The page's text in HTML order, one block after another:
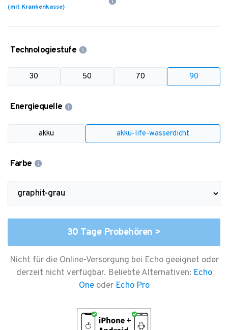
(mit Krankenkasse)
Technologiestufe
30 50 70 90
Energiequelle
akku akku-life-wasserdicht
Farbe
30 Tage Probehören >
Nicht für die Online-Versorgung bei Echo geeignet oder
derzeit nicht verfügbar. Beliebte Alternativen: Echo
Oneoder Echo Pro